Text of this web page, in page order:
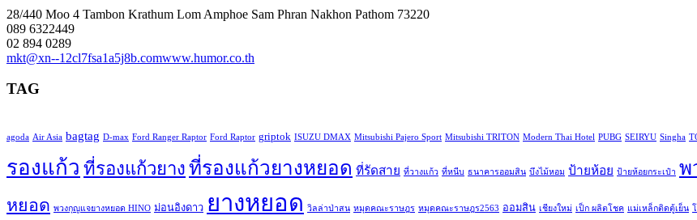
28/440 Moo 4 Tambon Krathum Lom Amphoe Sam Phran Nakhon Pathom 73220
089 6322449
02 894 0289
mkt@xn--12cl7fsa1a5j8b.comwww.humor.co.th
TAG
agoda Air Asia bagtag D-max Ford Ranger Raptor Ford Raptor griptok ISUZU DMAX Mitsubishi Pajero Sport Mitsubishi TRITON Modern Thai Hotel PUBG SEIRYU Singha
รองแก้ว ที่รองแก้วยาง ที่รองแก้วยางหยอด ที่รัดสาย ที่วางแก้ว ที่หนีบ ธนาคารออมสิน บึงไม้หอม ป้ายห้อย ป้ายห้อยกระเป๋า พ
หยอด พวงกุญแจยางหยอด HINO ม่อนอิงดาว ยางหยอด วิลล่าป่าสน หมุดคณะราษฎร หมุดคณะราษฎร2563 ออมสิน เชียงใหม่ เป็ก ผลิตโชค แม่เหล็กติดตู้เย็น